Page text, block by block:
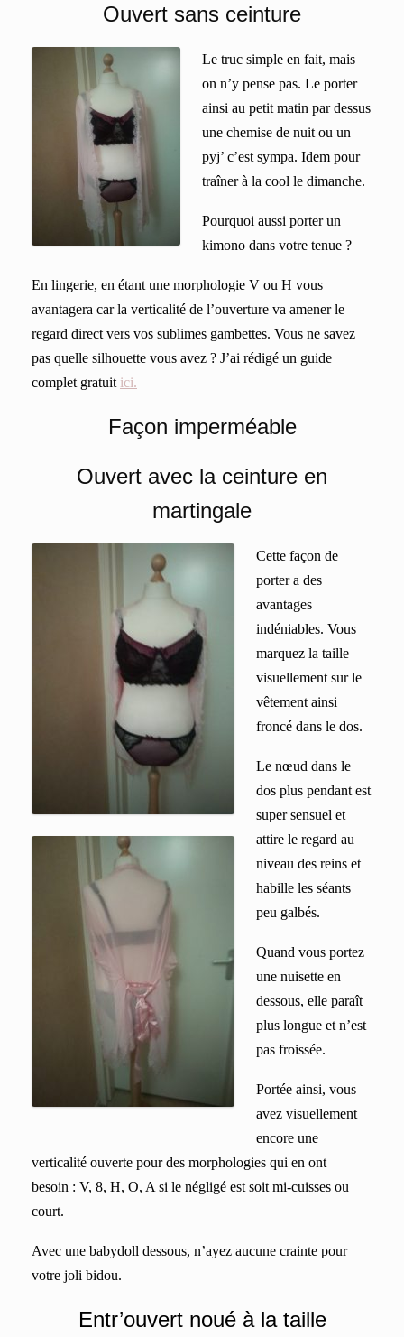
Ouvert sans ceinture
Le truc simple en fait, mais
on n’y pense pas. Le porter
ainsi au petit matin par dessus
une chemise de nuit ou un
pyj’ c’est sympa. Idem pour
traîner à la cool le dimanche.
Pourquoi aussi porter un
kimono dans votre tenue ?
En lingerie, en étant une morphologie V ou H vous
avantagera car la verticalité de l’ouverture va amener le
regard direct vers vos sublimes gambettes. Vous ne savez
pas quelle silhouette vous avez ? J’ai rédigé un guide
complet gratuit ici.
Façon imperméable
Ouvert avec la ceinture en
martingale
Cette façon de
porter a des
avantages
indéniables. Vous
marquez la taille
visuellement sur le
vêtement ainsi
froncé dans le dos.
Le nœud dans le
dos plus pendant est
super sensuel et
attire le regard au
niveau des reins et
habille les séants
peu galbés.
Quand vous portez
une nuisette en
dessous, elle paraît
plus longue et n’est
pas froissée.
Portée ainsi, vous
avez visuellement
encore une
verticalité ouverte pour des morphologies qui en ont
besoin : V, 8, H, O, A si le négligé est soit mi-cuisses ou
court.
Avec une babydoll dessous, n’ayez aucune crainte pour
votre joli bidou.
Entr’ouvert noué à la taille